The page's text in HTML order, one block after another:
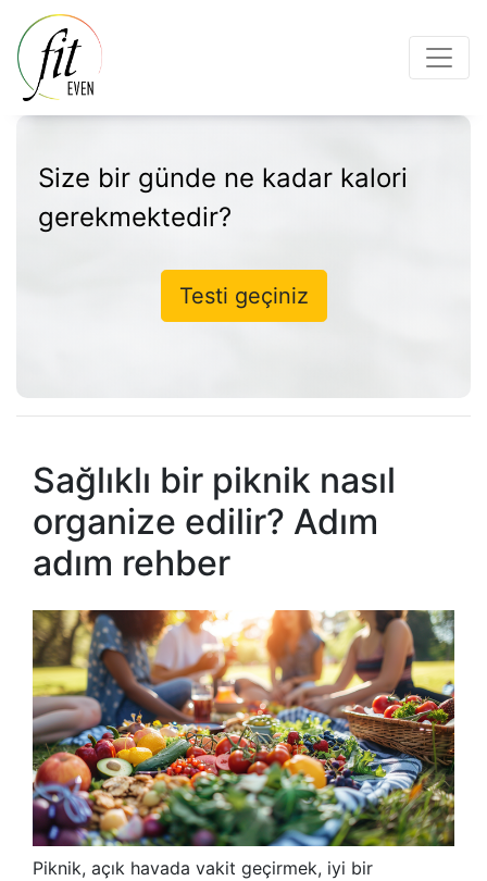
Size bir günde ne kadar kalori
gerekmektedir?
Testi geçiniz
Sağlıklı bir piknik nasıl
organize edilir? Adım
adım rehber
Piknik, açık havada vakit geçirmek, iyi bir